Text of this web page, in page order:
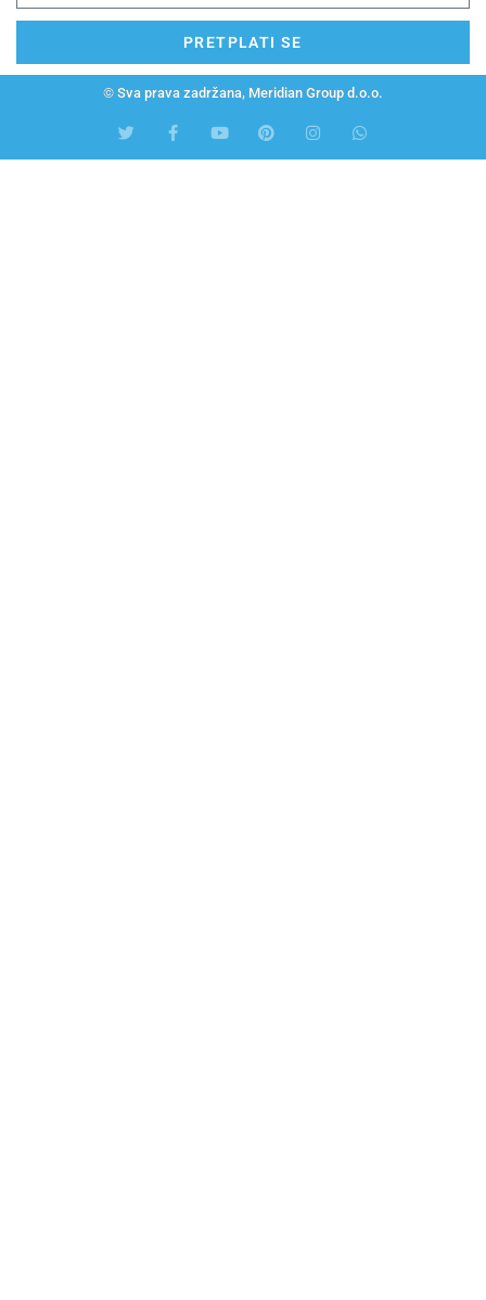
PRETPLATI SE
© Sva prava zadržana, Meridian Group d.o.o.